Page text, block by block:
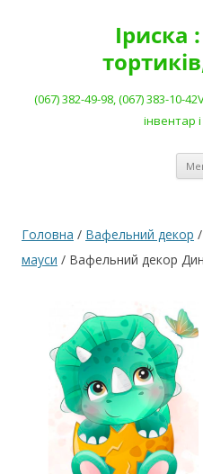
Іриска
(067) 382-49-98, (067) 383-10-
інвентар
Головна / Вафельний декор /
мауси / Вафельний декор